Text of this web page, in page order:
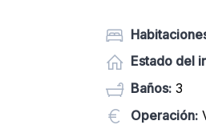
Estado del
Baños:3
Operación: